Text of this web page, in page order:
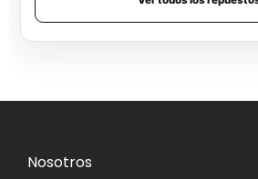
Nosotros